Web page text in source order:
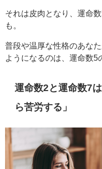
それは皮肉となり、運命
も。
普段や温厚な性格のあな
ようになるのは、運命数5
運命数2と運命数7
ら苦労する」